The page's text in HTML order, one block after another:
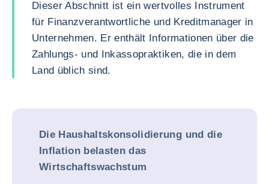
Dieser Abschnitt ist ein wertvolles Instrument
für Finanzverantwortliche und Kreditmanager in
Unternehmen. Er enthält Informationen über die
Zahlungs- und Inkassopraktiken, die in dem
Land üblich sind.
Die Haushaltskonsolidierung und die
Inflation belasten das
Wirtschaftswachstum